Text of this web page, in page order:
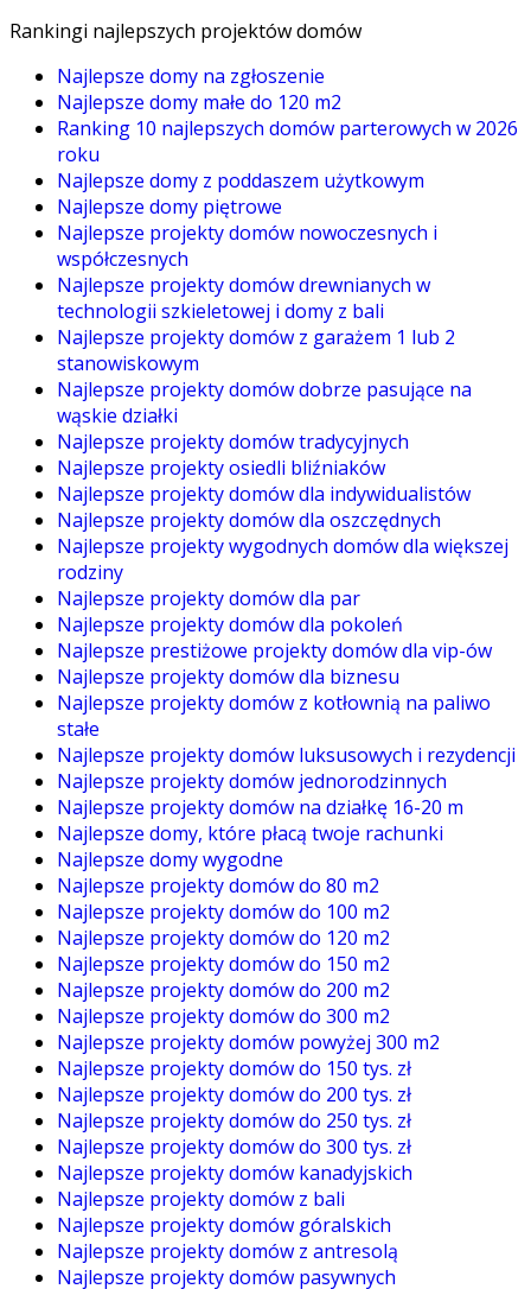
Rankingi najlepszych projektów domów
Najlepsze domy na zgłoszenie
Najlepsze domy małe do 120 m2
Ranking 10 najlepszych domów parterowych w 2026
roku
Najlepsze domy z poddaszem użytkowym
Najlepsze domy piętrowe
Najlepsze projekty domów nowoczesnych i
współczesnych
Najlepsze projekty domów drewnianych w
technologii szkieletowej i domy z bali
Najlepsze projekty domów z garażem 1 lub 2
stanowiskowym
Najlepsze projekty domów dobrze pasujące na
wąskie działki
Najlepsze projekty domów tradycyjnych
Najlepsze projekty osiedli bliźniaków
Najlepsze projekty domów dla indywidualistów
Najlepsze projekty domów dla oszczędnych
Najlepsze projekty wygodnych domów dla większej
rodziny
Najlepsze projekty domów dla par
Najlepsze projekty domów dla pokoleń
Najlepsze prestiżowe projekty domów dla vip-ów
Najlepsze projekty domów dla biznesu
Najlepsze projekty domów z kotłownią na paliwo
stałe
Najlepsze projekty domów luksusowych i rezydencji
Najlepsze projekty domów jednorodzinnych
Najlepsze projekty domów na działkę 16-20 m
Najlepsze domy, które płacą twoje rachunki
Najlepsze domy wygodne
Najlepsze projekty domów do 80 m2
Najlepsze projekty domów do 100 m2
Najlepsze projekty domów do 120 m2
Najlepsze projekty domów do 150 m2
Najlepsze projekty domów do 200 m2
Najlepsze projekty domów do 300 m2
Najlepsze projekty domów powyżej 300 m2
Najlepsze projekty domów do 150 tys. zł
Najlepsze projekty domów do 200 tys. zł
Najlepsze projekty domów do 250 tys. zł
Najlepsze projekty domów do 300 tys. zł
Najlepsze projekty domów kanadyjskich
Najlepsze projekty domów z bali
Najlepsze projekty domów góralskich
Najlepsze projekty domów z antresolą
Najlepsze projekty domów pasywnych